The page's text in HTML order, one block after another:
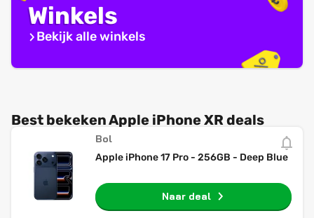
Winkels
Bekijk alle winkels
Best bekeken Apple iPhone XR deals
Bol
Apple iPhone 17 Pro - 256GB - Deep Blue
Naar deal